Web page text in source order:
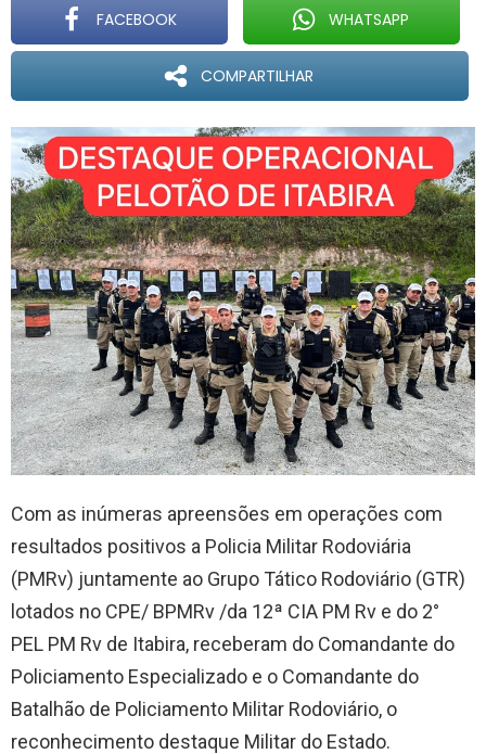
FACEBOOK WHATSAPP
COMPARTILHAR
Com as inúmeras apreensões em operações com
resultados positivos a Policia Militar Rodoviária
(PMRv) juntamente ao Grupo Tático Rodoviário (GTR)
lotados no CPE/ BPMRv /da 12ª CIA PM Rv e do 2°
PEL PM Rv de Itabira, receberam do Comandante do
Policiamento Especializado e o Comandante do
Batalhão de Policiamento Militar Rodoviário, o
reconhecimento destaque Militar do Estado.